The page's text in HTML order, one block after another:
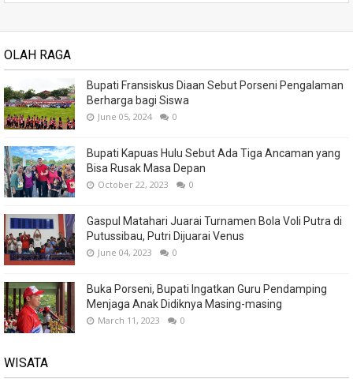
OLAH RAGA
Bupati Fransiskus Diaan Sebut Porseni Pengalaman
Berharga bagi Siswa
June 05, 2024 0
Bupati Kapuas Hulu Sebut Ada Tiga Ancaman yang
Bisa Rusak Masa Depan
October 22, 2023 0
Gaspul Matahari Juarai Turnamen Bola Voli Putra di
Putussibau, Putri Dijuarai Venus
June 04, 2023 0
Buka Porseni, Bupati Ingatkan Guru Pendamping
Menjaga Anak Didiknya Masing-masing
March 11, 2023 0
WISATA